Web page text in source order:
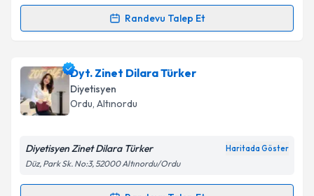
Kişisel verilerimin işlenmesine ilişkinAydınlatma
kapsamda işlenmesini kabul ediyorum.
Takvim Talebini Gönder
Randevu Talep Et
Randevu Takvimi Talebi
Damla ULUiçin randevu takvimi talebi oluşturun. Size
bu uzmandan randevu almanız için bir takvim
hazırlandığında e-posta ile bilgilendireceğiz.
Dyt. Zinet Dilara Türker
Diyetisyen
Ordu, Altınordu
Diyetisyen Zinet Dilara Türker Haritada Göster
Düz, Park Sk. No:3, 52000 Altınordu/Ordu